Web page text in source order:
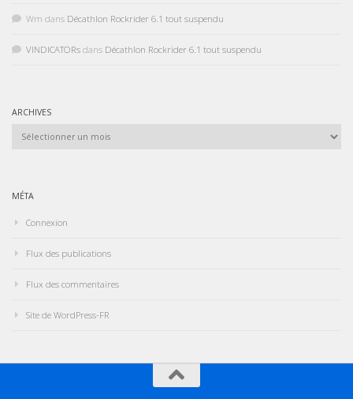
Wm dans Décathlon Rockrider 6.1 tout suspendu
VINDICATORs dans Décathlon Rockrider 6.1 tout suspendu
ARCHIVES
MÉTA
Connexion
Flux des publications
Flux des commentaires
Site de WordPress-FR